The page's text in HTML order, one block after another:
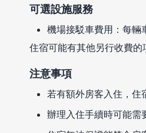
可選設施服務
機場接駁車費用：每
住宿可能有其他另行收費的
注意事項
若有額外房客入住，住
辦理入住手續時可能需